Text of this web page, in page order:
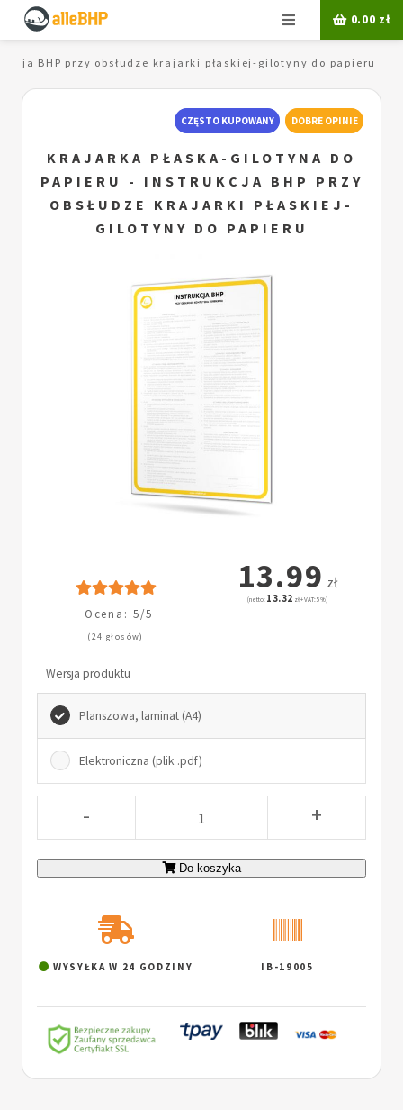
Menu 0.00 zł
BHP przy obsłudze krajarki płaskiej-gilotyny do papieru
CZĘSTO KUPOWANY DOBRE OPINIE
KRAJARKA PŁASKA-GILOTYNA DO
PAPIERU - INSTRUKCJA BHP PRZY
OBSŁUDZE KRAJARKI PŁASKIEJ-
GILOTYNY DO PAPIERU
Ocena: 5/5
(24 głosów)
13.99 zł
(netto: 13.32 zł + VAT: 5%)
Wersja produktu
Planszowa, laminat (A4)
Elektroniczna (plik .pdf)
- +
Do koszyka
WYSYŁKA W 24 GODZINY IB-19005